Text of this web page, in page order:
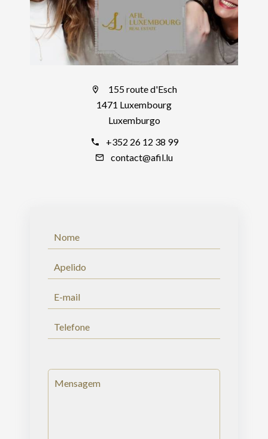
155 route d'Esch
1471 Luxembourg
Luxemburgo
+352 26 12 38 99
contact@afil.lu